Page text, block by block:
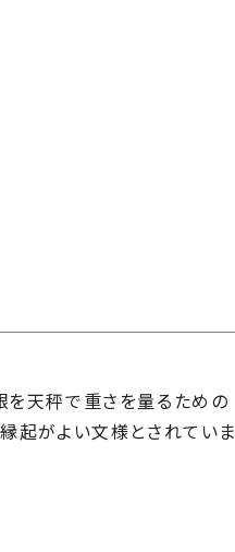
を天秤で重さを量るための
起がよい文様とされていま